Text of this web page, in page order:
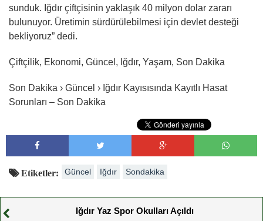
sunduk. Iğdır çiftçisinin yaklaşık 40 milyon dolar zararı
bulunuyor. Üretimin sürdürülebilmesi için devlet desteği
bekliyoruz” dedi.
Çiftçilik, Ekonomi, Güncel, Iğdır, Yaşam, Son Dakika
Son Dakika › Güncel › Iğdır Kayısısında Kayıtlı Hasat
Sorunları – Son Dakika
Etiketler: Güncel Iğdır Sondakika
Iğdır Yaz Spor Okulları Açıldı